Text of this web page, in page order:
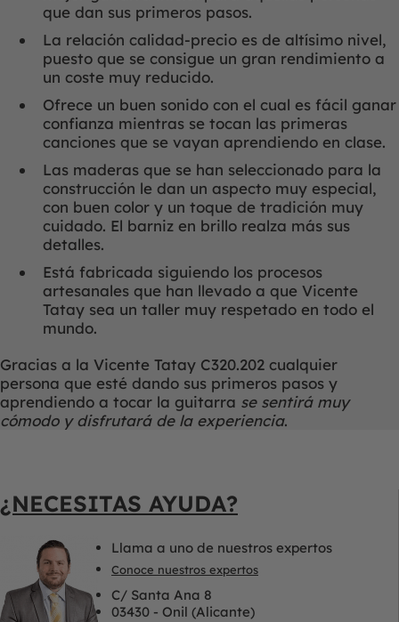
que dan sus primeros pasos.
La relación calidad-precio es de altísimo nivel,
puesto que se consigue un gran rendimiento a
un coste muy reducido.
Ofrece un buen sonido con el cual es fácil ganar
confianza mientras se tocan las primeras
canciones que se vayan aprendiendo en clase.
Las maderas que se han seleccionado para la
construcción le dan un aspecto muy especial,
con buen color y un toque de tradición muy
cuidado. El barniz en brillo realza más sus
detalles.
Está fabricada siguiendo los procesos
artesanales que han llevado a que Vicente
Tatay sea un taller muy respetado en todo el
mundo.
Gracias a la Vicente Tatay C320.202 cualquier
persona que esté dando sus primeros pasos y
aprendiendo a tocar la guitarra se sentirá muy
cómodo y disfrutará de la experiencia.
¿NECESITAS AYUDA?
Llama a uno de nuestros expertos
Conoce nuestros expertos
C/ Santa Ana 8
03430 - Onil (Alicante)